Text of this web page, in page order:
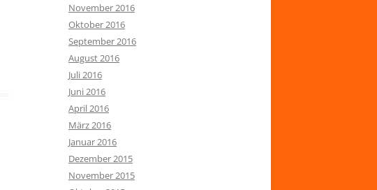
November 2016
Oktober 2016
September 2016
August 2016
Juli 2016
Juni 2016
April 2016
März 2016
Januar 2016
Dezember 2015
November 2015